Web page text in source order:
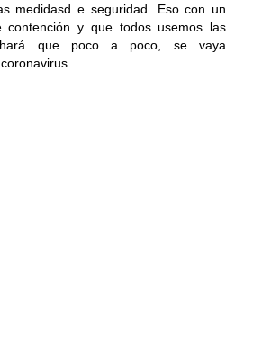
medidasd e seguridad. Eso con un
contención y que todos usemos las
que poco a poco, se vaya